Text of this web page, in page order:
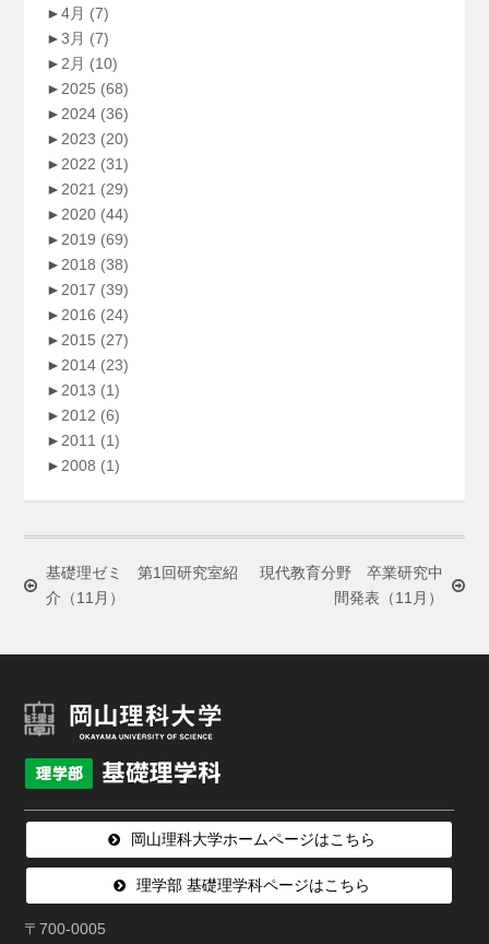
►4月 (7)
►3月 (7)
► 2月 (10)
► 2025 (68)
► 2024 (36)
► 2023 (20)
► 2022 (31)
► 2021 (29)
► 2020 (44)
► 2019 (69)
► 2018 (38)
► 2017 (39)
► 2016 (24)
► 2015 (27)
► 2014 (23)
► 2013 (1)
► 2012 (6)
► 2011 (1)
► 2008 (1)
基礎理ゼミ 第1回研究室紹
介（11月）
現代教育分野 卒業研究中
間発表（11月）
岡山理科大学ホームページはこちら
理学部 基礎理学科ページはこちら
〒700-0005